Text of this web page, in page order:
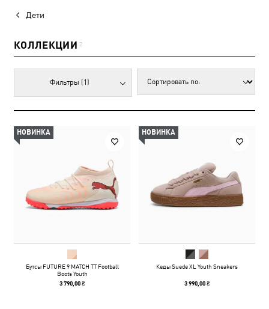
Дети
КОЛЛЕКЦИИ 2
Фильтры (1)
НОВИНКА
Бутсы FUTURE 9 MATCH TT Football
Boots Youth
3 790,00 ₴
НОВИНКА
Кеды Suede XL Youth Sneakers
3 990,00 ₴